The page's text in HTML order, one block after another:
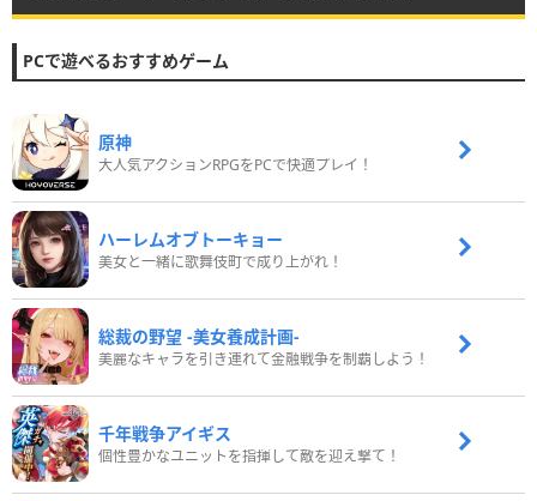
PCで遊べるおすすめゲーム
原神
大人気アクションRPGをPCで快適プレイ！
ハーレムオブトーキョー
美女と一緒に歌舞伎町で成り上がれ！
総裁の野望 -美女養成計画-
美麗なキャラを引き連れて金融戦争を制覇しよう！
千年戦争アイギス
個性豊かなユニットを指揮して敵を迎え撃て！